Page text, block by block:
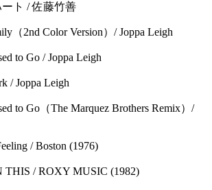
ト / 佐藤竹善
（2nd Color Version）/ Joppa Leigh
to Go / Joppa Leigh
/ Joppa Leigh
to Go（The Marquez Brothers Remix）/
/ Boston (1976)
/ ROXY MUSIC (1982)